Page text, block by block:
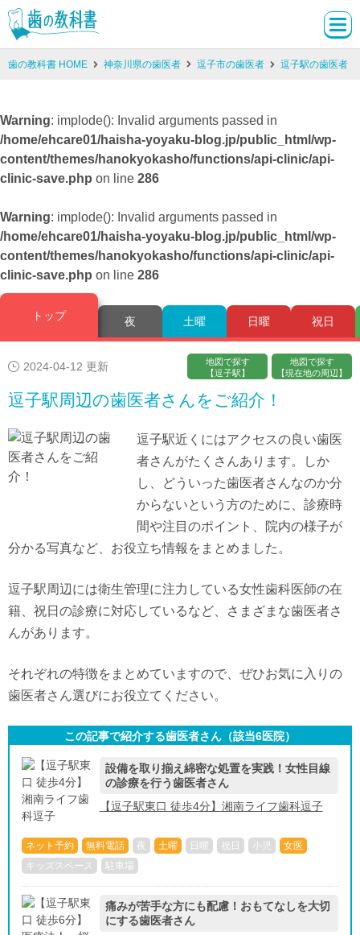
歯の教科書 HOME 神奈川県の歯医者 逗子市の歯医者 逗子駅の歯医者
Warning: implode(): Invalid arguments passed in
/home/ehcare01/haisha-yoyaku-blog.jp/public_html/wp-
content/themes/hanokyokasho/functions/api-clinic/api-
clinic-save.php on line 286
Warning: implode(): Invalid arguments passed in
/home/ehcare01/haisha-yoyaku-blog.jp/public_html/wp-
content/themes/hanokyokasho/functions/api-clinic/api-
clinic-save.php on line 286
トップ 夜 土曜 日曜 祝日
2024-04-12 更新
地図で探す
【逗子駅】
地図で探す
【現在地の周辺】
逗子駅周辺の歯医者さんをご紹介！
逗子駅近くにはアクセスの良い歯医
者さんがたくさんあります。しか
し、どういった歯医者さんなのか分
からないという方のために、診療時
間や注目のポイント、院内の様子が
分かる写真など、お役立ち情報をまとめました。
逗子駅周辺には衛生管理に注力している女性歯科医師の在
籍、祝日の診療に対応しているなど、さまざまな歯医者さ
んがあります。
それぞれの特徴をまとめていますので、ぜひお気に入りの
歯医者さん選びにお役立てください。
この記事で紹介する歯医者さん（該当6医院）
設備を取り揃え綿密な処置を実践！女性目線
の診療を行う歯医者さん
【逗子駅東口 徒歩4分】湘南ライフ歯科逗子
ネット予約 無料電話 夜 土曜 日曜 祝日 小児
女医
キッズスペース
駐車場
痛みが苦手な方にも配慮！おもてなしを大切
にする歯医者さん